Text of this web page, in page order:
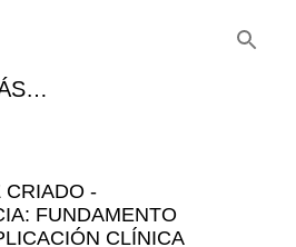
Ir al contenido principal
CRIADO -
FUNDAMENTO
CLÍNICA